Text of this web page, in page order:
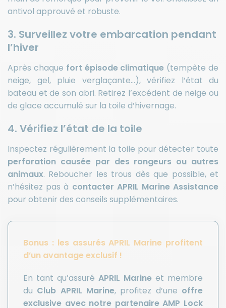
antivol approuvé et robuste.
3. Surveillez votre embarcation pendant
l’hiver
Après chaque fort épisode climatique (tempête de
neige, gel, pluie verglaçante…), vérifiez l’état du
bateau et de son abri. Retirez l’excédent de neige ou
de glace accumulé sur la toile d’hivernage.
4. Vérifiez l’état de la toile
Inspectez régulièrement la toile pour détecter toute
perforation causée par des rongeurs ou autres
animaux. Reboucher les trous dès que possible, et
n’hésitez pas à contacter APRIL Marine Assistance
pour obtenir des conseils supplémentaires.
Bonus : les assurés APRIL Marine profitent
d’un avantage exclusif !
En tant qu’assuré APRIL Marine et membre
du Club APRIL Marine, profitez d’une offre
exclusive avec notre partenaire AMP Lock